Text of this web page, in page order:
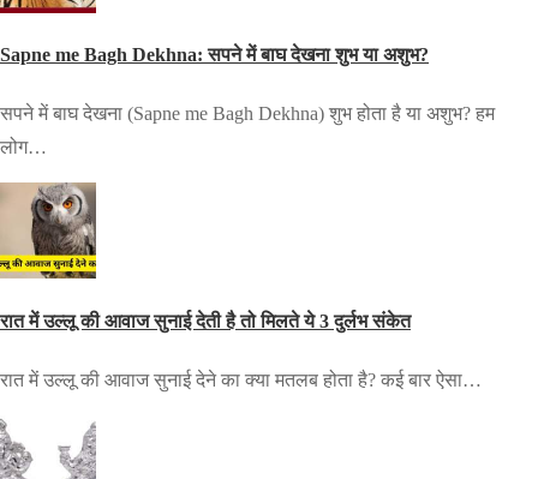
Sapne me Bagh Dekhna: सपने में बाघ देखना शुभ या अशुभ?
सपने में बाघ देखना (Sapne me Bagh Dekhna) शुभ होता है या अशुभ? हम
लोग…
रात में उल्लू की आवाज सुनाई देती है तो मिलते ये 3 दुर्लभ संकेत
रात में उल्लू की आवाज सुनाई देने का क्या मतलब होता है? कई बार ऐसा…